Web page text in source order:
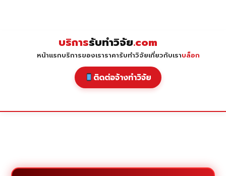
บริการรับทำวิจัย.com
หน้าแรกบริการของเราราคารับทำวิจัยเกี่ยวกับเราบล็อก
ติดต่อจ้างทำวิจัย